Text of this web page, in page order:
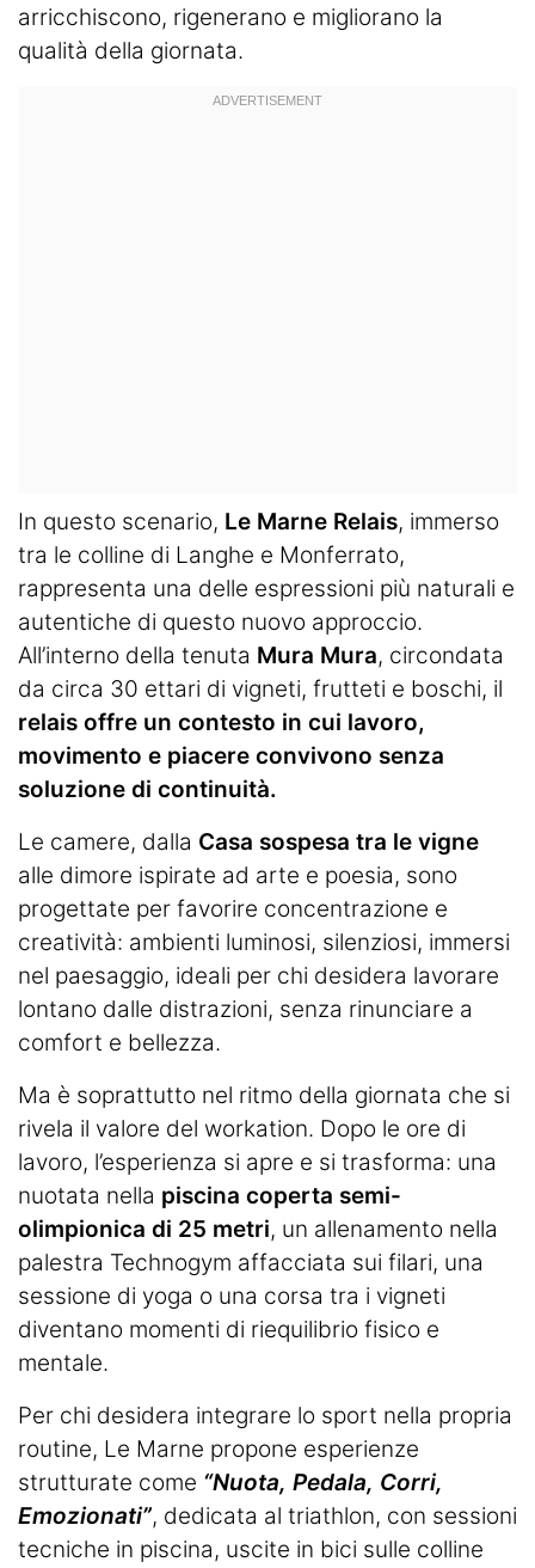
arricchiscono, rigenerano e migliorano la
qualità della giornata.
In questo scenario, Le Marne Relais, immerso
tra le colline di Langhe e Monferrato,
rappresenta una delle espressioni più naturali e
autentiche di questo nuovo approccio.
All’interno della tenuta Mura Mura, circondata
da circa 30 ettari di vigneti, frutteti e boschi, il
relais offre un contesto in cui lavoro,
movimento e piacere convivono senza
soluzione di continuità.
Le camere, dalla Casa sospesa tra le vigne
alle dimore ispirate ad arte e poesia, sono
progettate per favorire concentrazione e
creatività: ambienti luminosi, silenziosi, immersi
nel paesaggio, ideali per chi desidera lavorare
lontano dalle distrazioni, senza rinunciare a
comfort e bellezza.
Ma è soprattutto nel ritmo della giornata che si
rivela il valore del workation. Dopo le ore di
lavoro, l’esperienza si apre e si trasforma: una
nuotata nella piscina coperta semi-
olimpionica di 25 metri, un allenamento nella
palestra Technogym affacciata sui filari, una
sessione di yoga o una corsa tra i vigneti
diventano momenti di riequilibrio fisico e
mentale.
Per chi desidera integrare lo sport nella propria
routine, Le Marne propone esperienze
strutturate come “Nuota, Pedala, Corri,
Emozionati”, dedicata al triathlon, con sessioni
tecniche in piscina, uscite in bici sulle colline